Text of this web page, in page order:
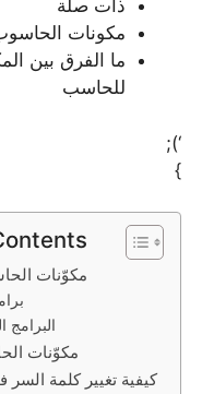
ذات صلة
مكونات
ما الفرق بين
للحاسب
‘);
}
مكوّنات
البرامج
مكوّنات
كيفية تغيير كلمة